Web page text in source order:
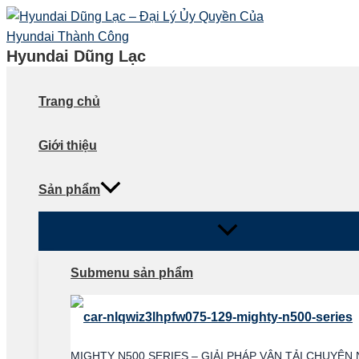
Skip
to
content
Hyundai Dũng Lạc
Trang chủ
Giới thiệu
Sản phẩm
Toggle
Submenu sản phẩm
MIGHTY N500 SERIES – GIẢI PHÁP VẬN TẢI CHUYÊN
Toggle
Toggle